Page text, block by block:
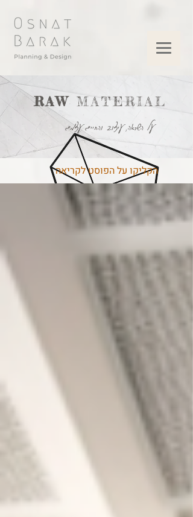
RAW MATERIAL
על השראה, עיצוב והחיים עצמם
הקליקו על הפוסט לקריאה